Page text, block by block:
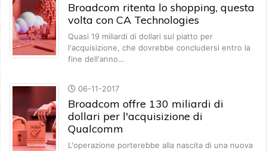
Broadcom ritenta lo shopping, questa
volta con CA Technologies
Quasi 19 miliardi di dollari sul piatto per
l'acquisizione, che dovrebbe concludersi entro la
fine dell'anno…
06-11-2017
Broadcom offre 130 miliardi di
dollari per l'acquisizione di
Qualcomm
L'operazione porterebbe alla nascita di una nuova